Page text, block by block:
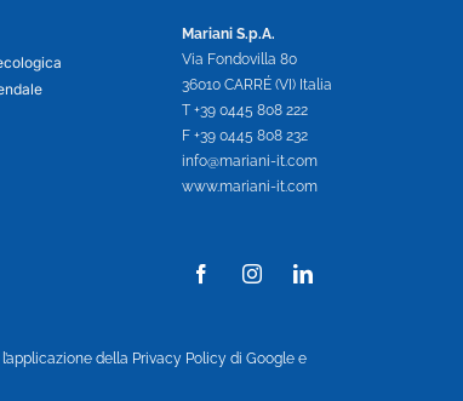
Mariani S.p.A.
Via Fondovilla 80
36010 CARRÉ (VI) Italia
T +39 0445 808 222
F +39 0445 808 232
info@mariani-it.com
www.mariani-it.com
della Privacy Policy di Google e